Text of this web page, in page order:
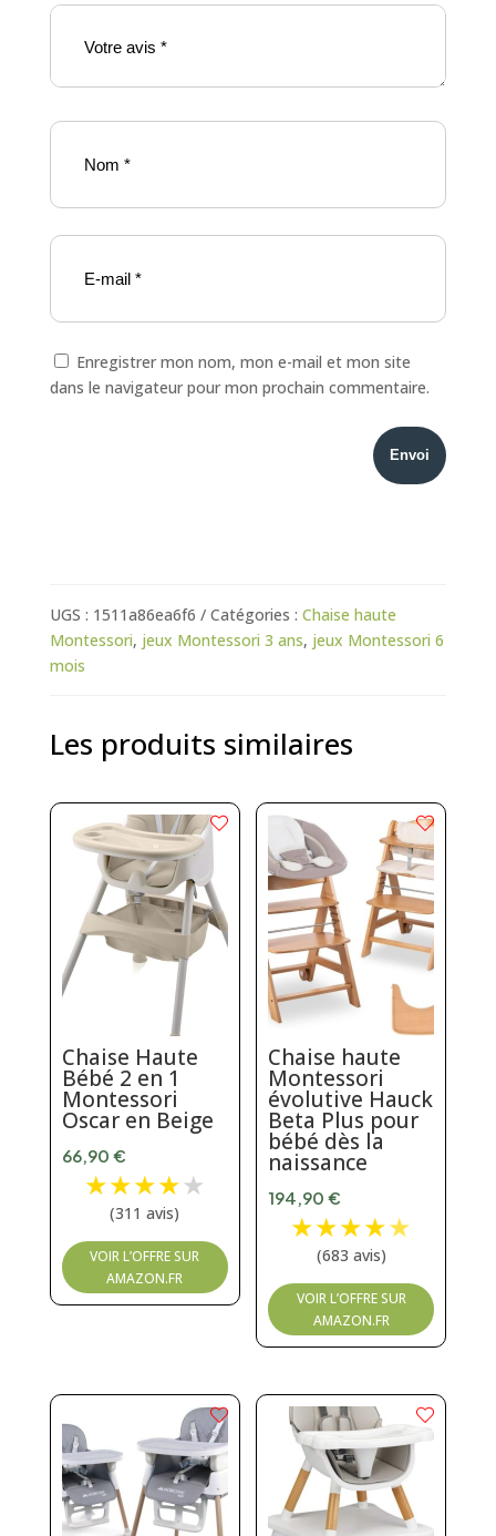
Enregistrer mon nom, mon e-mail et mon site
dans le navigateur pour mon prochain commentaire.
Envoi
UGS : 1511a86ea6f6 Catégories : Chaise haute
Montessori, jeux Montessori 3 ans, jeux Montessori 6
mois
Les produits similaires
Chaise Haute
Bébé 2 en 1
Montessori
Oscar en Beige
66,90 €
★★★★★
(311 avis)
VOIR L’OFFRE SUR
AMAZON.FR
Chaise haute
Montessori
évolutive Hauck
Beta Plus pour
bébé dès la
naissance
194,90€
★★★★★
(683 avis)
VOIR L’OFFRE SUR
AMAZON.FR